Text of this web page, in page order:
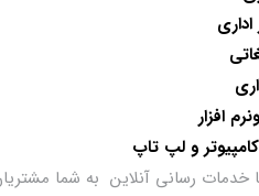
اداری
افزار
و لپ تاپ
خدمات رسانی آنلاین به شما